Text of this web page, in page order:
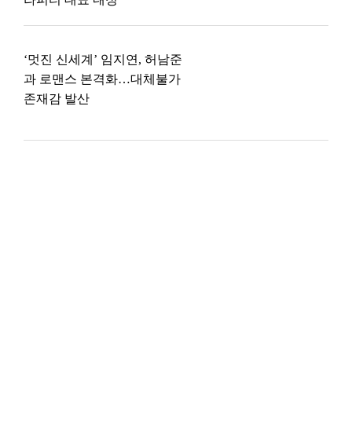
‘멋진 신세계’ 임지연, 허남준
과 로맨스 본격화…대체불가
존재감 발산